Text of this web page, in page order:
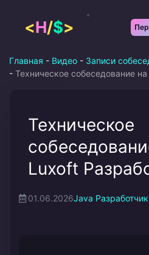
содержимому
<H/$>
Главная - Видео - Записи
- Техническое собеседование
Техническое
Luxoft
01.06.2026Java Разработчик